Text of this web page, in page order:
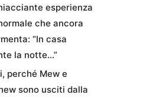
esperienza
che ancora
“In casa
la notte…”
perché Mew e
sono usciti dalla